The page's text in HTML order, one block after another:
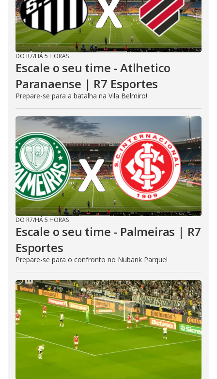
DO R7/HÁ 5 HORAS
Escale o seu time - Atlhetico
Paranaense | R7 Esportes
Prepare-se para a batalha na Vila Belmiro!
DO R7/HÁ 5 HORAS
Escale o seu time - Palmeiras | R7
Esportes
Prepare-se para o confronto no Nubank Parque!